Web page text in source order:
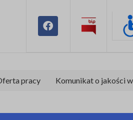
pracy Komunikat o jakości